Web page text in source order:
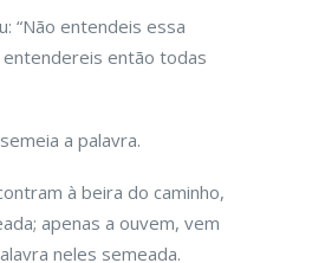
“Não entendeis essa
entendereis então todas
a palavra.
à beira do caminho,
apenas a ouvem, vem
neles semeada.